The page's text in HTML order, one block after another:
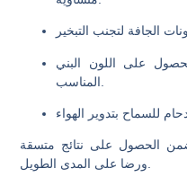
على اللون البني
الحصول على نتائج متسقة
ورضا على المدى الطويل.